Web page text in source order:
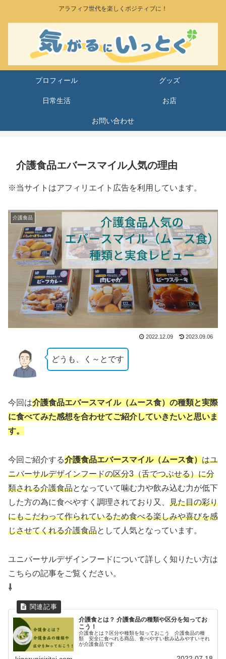
アラフィフ世代を楽しくポジティブに！
プロフィール グッズ
日常生活 お店
お問い合わせ
介護食品エバースマイル人気の理由
※当サイトはアフィリエイト広告を利用しています。
介護食品
2022.12.09 2023.09.06
どうも、く～とです
今回は介護食品エバースマイル（ムース食）の種類と実際
に食べてみた感想を合わせてご紹介していきたいと思いま
す。
今回ご紹介する介護食品エバースマイル（ムース食） はユ
ニバーサルデザインフードの区分3（舌でつぶせる）に分
類される介護食品となっていて噛む力や飲み込む力が低下
した方の為に食べやすく調理されており又、 見た目の彩り
にもこだわって作られているため食べる楽しみや喜びを感
じさせてくれる介護食品として人気となっています。
ユニバーサルデザインフードについて詳しく知りたい方は
こちらの記事をご覧ください。
⇩
介護食とは？ 介護食品の種類や区分を知ってお
こう！
介護食とは？区分や種類を知っておこう 介護食品の種
類 安全に食べれる商品、食べやすい飲み込みやすいそれ
が介護食品です